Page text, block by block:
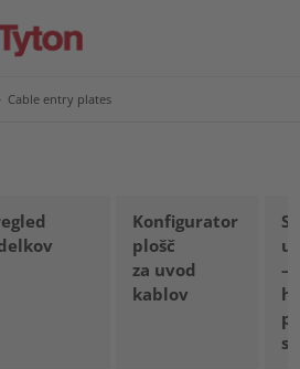
Cable entry plates
Konfigurator
plošč
za uvod
kablov
–